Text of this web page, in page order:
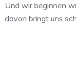
Und wir beginnen
davon bringt uns